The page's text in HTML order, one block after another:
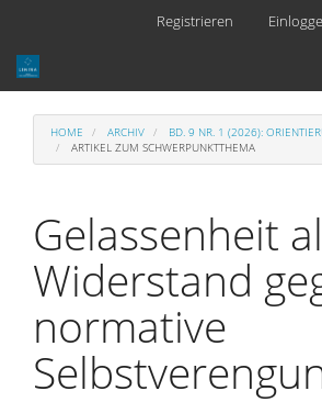
Registrieren
HOME ARCHIV
BD. 9 NR. 1 (2026):
ARTIKEL ZUM SCHWERPUNKTTHEMA
Gelassenheit
Widerstand
normative